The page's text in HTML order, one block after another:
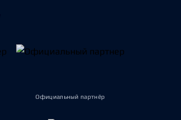
Официальный партнёр